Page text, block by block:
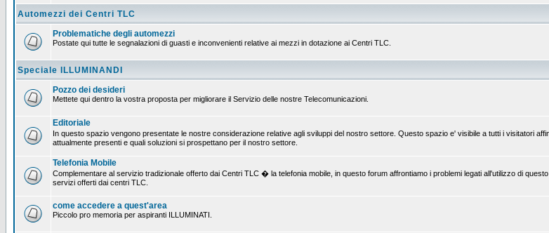
Automezzi dei Centri TLC
Problematiche degli automezzi
Postate qui tutte le segnalazioni di guasti e inconvenienti relative ai mezzi in dotazione ai Centri TLC.
Speciale ILLUMINANDI
Pozzo dei desideri
Mettete qui dentro la vostra proposta per migliorare il Servizio delle nostre Telecomunicazioni.
Editoriale
In questo spazio vengono presentate le nostre considerazione relative agli sviluppi del nostro settore. Questo spazio e' visibile a tutti i visitatori
attualmente presenti e quali soluzioni si prospettano per il nostro settore.
Telefonia Mobile
Complementare al servizio tradizionale offerto dai Centri TLC � la telefonia mobile, in questo forum affrontiamo i problemi legati all'utilizzo di
servizi offerti dai centri TLC.
come accedere a quest'area
Piccolo pro memoria per aspiranti ILLUMINATI.